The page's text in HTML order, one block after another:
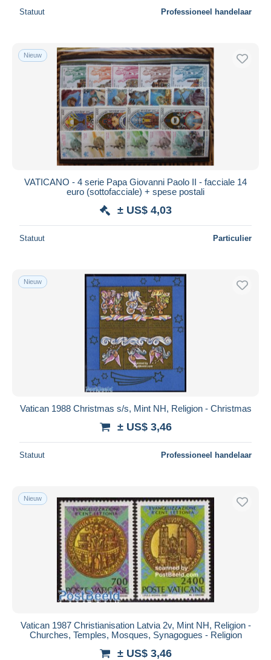
Statuut Professioneel handelaar
Nieuw
VATICANO - 4 serie Papa Giovanni Paolo II - facciale 14
euro (sottofacciale) + spese postali
± US$ 4,03
Statuut Particulier
Nieuw
Vatican 1988 Christmas s/s, Mint NH, Religion - Christmas
± US$ 3,46
Statuut Professioneel handelaar
Nieuw
Vatican 1987 Christianisation Latvia 2v, Mint NH, Religion -
Churches, Temples, Mosques, Synagogues - Religion
± US$ 3,46